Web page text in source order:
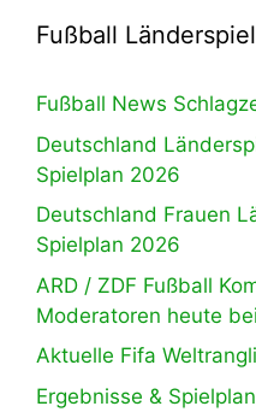
Fußball
Fußball News
Deutschland
Spielplan 2026
Deutschland Frauen
Spielplan 2026
ARD / ZDF Fußball
Moderatoren heute
Aktuelle Fifa
Ergebnisse &